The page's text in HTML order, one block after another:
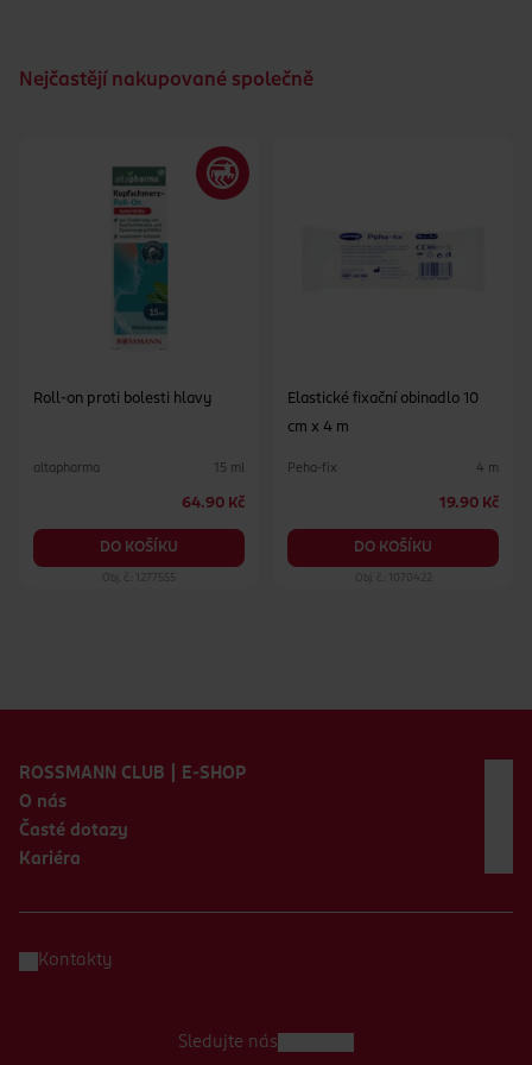
Nejčastějí nakupované společně
Roll-on proti bolesti hlavy
altapharma 15 ml
64.90 Kč
DO KOŠÍKU
Obj. č.: 1277555
Elastické fixační obinadlo 10
cm x 4 m
Peha-fix 4 m
19.90 Kč
DO KOŠÍKU
Obj. č.: 1070422
ROSSMANN CLUB | E-SHOP
O nás
Časté dotazy
Kariéra
Kontakty
Sledujte nás